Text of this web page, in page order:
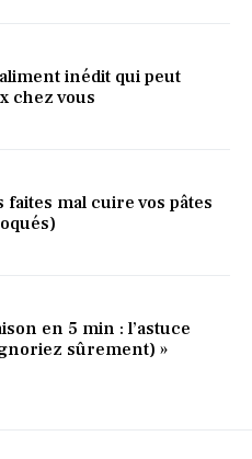
inédit qui peut
chez vous
faites mal cuire vos pâtes
en 5 min : l’astuce
sûrement) »